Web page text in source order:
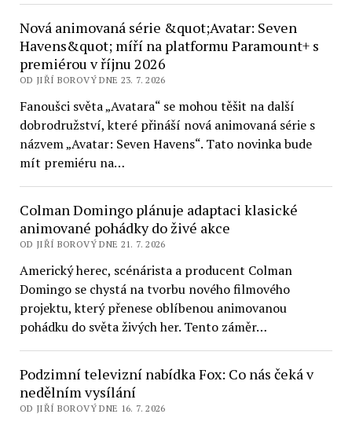
Nová animovaná série &quot;Avatar: Seven
Havens&quot; míří na platformu Paramount+ s
premiérou v říjnu 2026
OD JIŘÍ BOROVÝ DNE 23. 7. 2026
Fanoušci světa „Avatara“ se mohou těšit na další
dobrodružství, které přináší nová animovaná série s
názvem „Avatar: Seven Havens“. Tato novinka bude
mít premiéru na…
Colman Domingo plánuje adaptaci klasické
animované pohádky do živé akce
OD JIŘÍ BOROVÝ DNE 21. 7. 2026
Americký herec, scénárista a producent Colman
Domingo se chystá na tvorbu nového filmového
projektu, který přenese oblíbenou animovanou
pohádku do světa živých her. Tento záměr…
Podzimní televizní nabídka Fox: Co nás čeká v
nedělním vysílání
OD JIŘÍ BOROVÝ DNE 16. 7. 2026